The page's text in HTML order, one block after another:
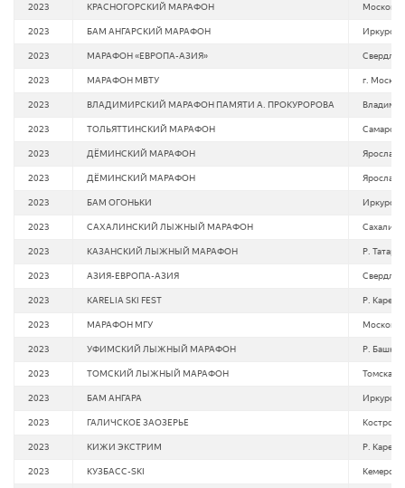
2023 КРАСНОГОРСКИЙ МАРАФОН
2023 БАМ АНГАРСКИЙ МАРАФОН
2023 МАРАФОН «ЕВРОПА-АЗИЯ»
2023 МАРАФОН МВТУ г. Москва
2023 ВЛАДИМИРСКИЙ МАРАФОН ПАМЯТИ А. ПРОКУРОРОВА
2023 ТОЛЬЯТТИНСКИЙ МАРАФОН
2023 ДЁМИНСКИЙ МАРАФОН
2023 ДЁМИНСКИЙ МАРАФОН
2023 БАМ ОГОНЬКИ
2023 САХАЛИНСКИЙ ЛЫЖНЫЙ МАРАФОН
2023 КАЗАНСКИЙ ЛЫЖНЫЙ МАРАФОН Р.
2023 АЗИЯ-ЕВРОПА-АЗИЯ
2023 KARELIA SKI FEST Р.
2023 МАРАФОН МГУ
2023 УФИМСКИЙ ЛЫЖНЫЙ МАРАФОН Р.
2023 ТОМСКИЙ ЛЫЖНЫЙ МАРАФОН Томская
2023 БАМ АНГАРА
2023 ГАЛИЧСКОЕ ЗАОЗЕРЬЕ
2023 КИЖИ ЭКСТРИМ Р.
2023 КУЗБАСС-SKI